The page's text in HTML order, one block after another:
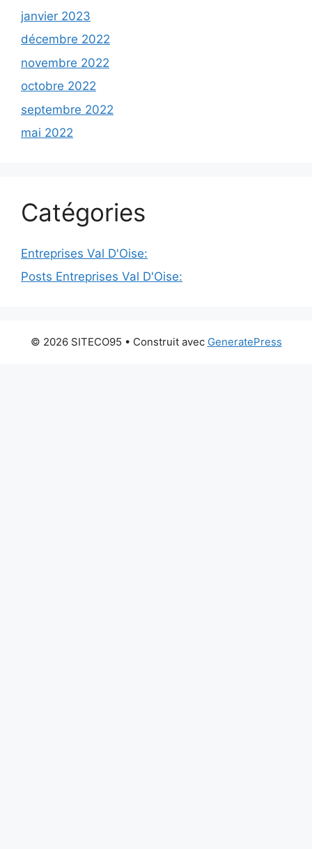
janvier 2023
décembre 2022
novembre 2022
octobre 2022
septembre 2022
mai 2022
Catégories
Entreprises Val D'Oise:
Posts Entreprises Val D'Oise:
© 2026 SITECO95 • Construit avec GeneratePress